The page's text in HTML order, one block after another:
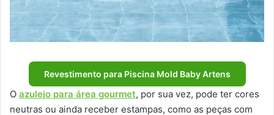
Revestimento para Piscina Mold Baby Artens
O azulejo para área gourmet, por sua vez, pode ter cores
neutras ou ainda receber estampas, como as peças com